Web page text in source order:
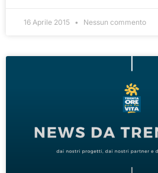
16 Aprile 2015 Nessun commento